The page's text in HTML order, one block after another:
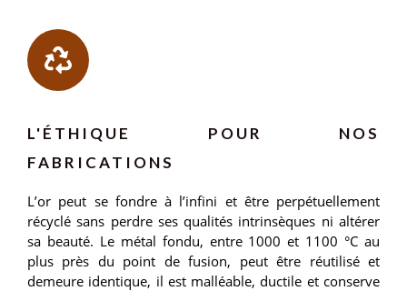
L'ÉTHIQUE POUR NOS
FABRICATIONS
L’or peut se fondre à l’infini et être perpétuellement
récyclé sans perdre ses qualités intrinsèques ni altérer
sa beauté. Le métal fondu, entre 1000 et 1100 °C au
plus près du point de fusion, peut être réutilisé et
demeure identique, il est malléable, ductile et conserve